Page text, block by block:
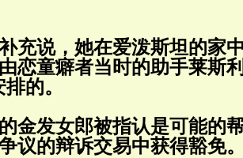
充说，她在爱泼斯坦的家
恋童癖者当时的助手莱斯
的。
金发女郎被指认是可能的
议的辩诉交易中获得豁免